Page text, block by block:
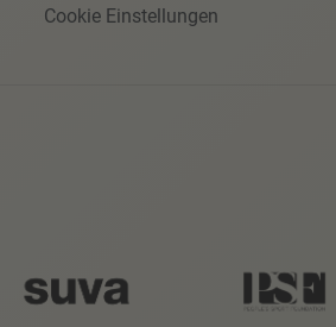
Cookie Einstellungen